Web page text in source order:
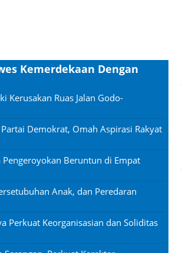
Kemerdekaan Dengan
Kerusakan Ruas Jalan Godo-
Demokrat, Omah Aspirasi Rakyat
Pengeroyokan Beruntun di Empat
Anak, dan Peredaran
Perkuat Keorganisasian dan Soliditas